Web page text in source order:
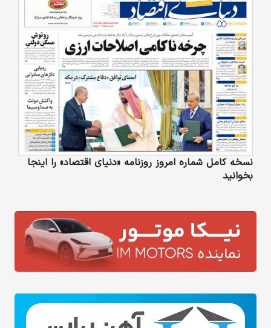
نسخه کامل شماره امروز روزنامه «دنیای‌ اقتصاد» را اینجا
بخوانید